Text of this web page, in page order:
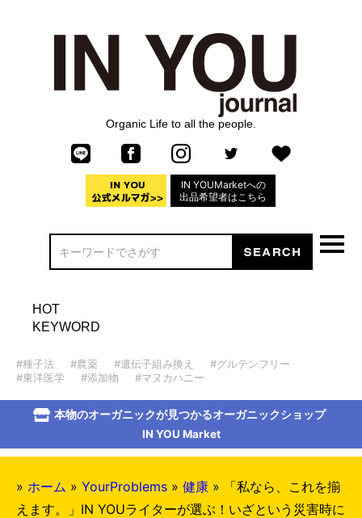
Organic Life to all the people.
IN YOUMarketへの
出品希望者はこちら
HOT
KEYWORD
#種子法 #農薬 #遺伝子組み換え
#グルテンフリー
#東洋医学
#添加物 #マヌカハニー
本物のオーガニックが見つかるオーガニックショップ
IN YOU Market
» ホーム » YourProblems » 健康 »
「私なら、これを揃
えます。」IN YOUライターが選ぶ！いざという災害時に